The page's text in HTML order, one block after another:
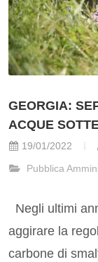
GEORGIA:
ACQUE
19/01/2022
Pubblica
Negli ultimi
aggirare la
carbone di